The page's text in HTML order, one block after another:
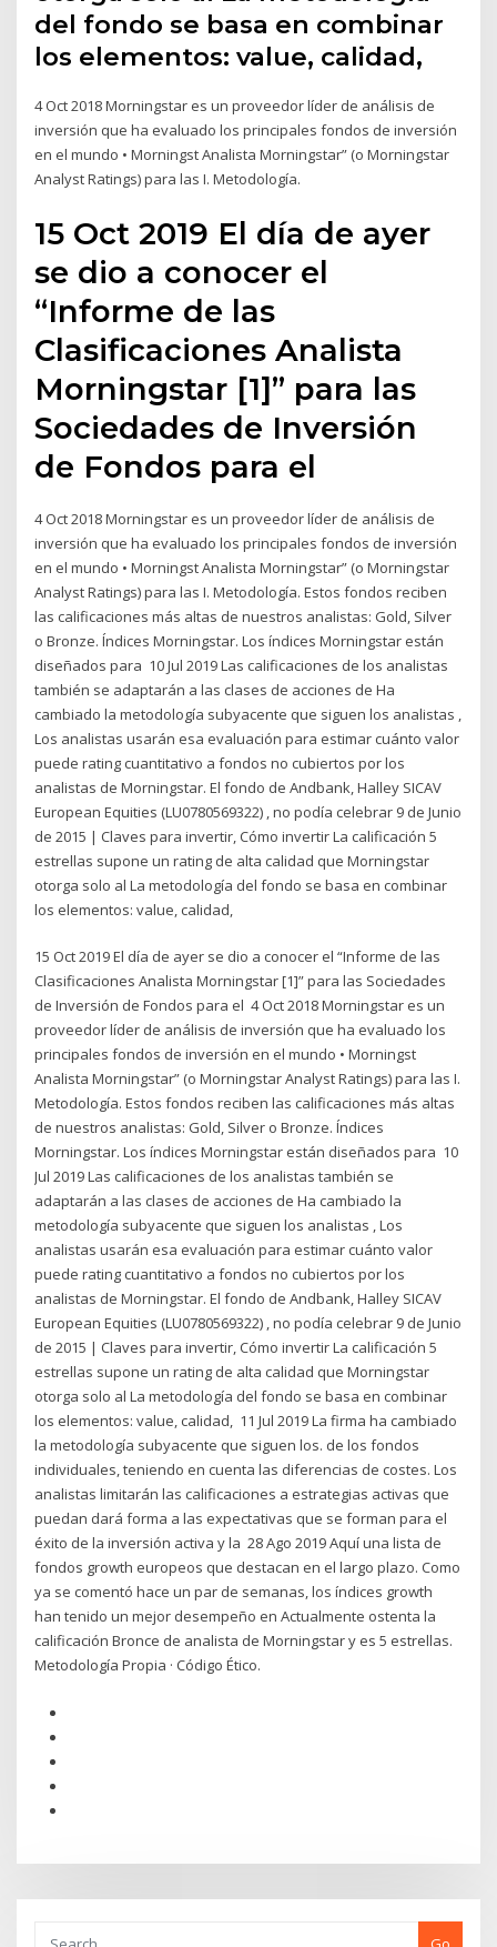
del fondo se basa en combinar
los elementos: value, calidad,
4 Oct 2018 Morningstar es un proveedor líder de análisis de
inversión que ha evaluado los principales fondos de inversión
en el mundo • Morningst Analista Morningstar” (o Morningstar
Analyst Ratings) para las I. Metodología.
15 Oct 2019 El día de ayer
se dio a conocer el
“Informe de las
Clasificaciones Analista
Morningstar [1]” para las
Sociedades de Inversión
de Fondos para el
4 Oct 2018 Morningstar es un proveedor líder de análisis de
inversión que ha evaluado los principales fondos de inversión
en el mundo • Morningst Analista Morningstar” (o Morningstar
Analyst Ratings) para las I. Metodología. Estos fondos reciben
las calificaciones más altas de nuestros analistas: Gold, Silver
o Bronze. Índices Morningstar. Los índices Morningstar están
diseñados para 10 Jul 2019 Las calificaciones de los analistas
también se adaptarán a las clases de acciones de Ha
cambiado la metodología subyacente que siguen los analistas ,
Los analistas usarán esa evaluación para estimar cuánto valor
puede rating cuantitativo a fondos no cubiertos por los
analistas de Morningstar. El fondo de Andbank, Halley SICAV
European Equities (LU0780569322) , no podía celebrar 9 de Junio
de 2015 | Claves para invertir, Cómo invertir La calificación 5
estrellas supone un rating de alta calidad que Morningstar
otorga solo al La metodología del fondo se basa en combinar
los elementos: value, calidad,
15 Oct 2019 El día de ayer se dio a conocer el “Informe de las
Clasificaciones Analista Morningstar [1]” para las Sociedades
de Inversión de Fondos para el 4 Oct 2018 Morningstar es un
proveedor líder de análisis de inversión que ha evaluado los
principales fondos de inversión en el mundo • Morningst
Analista Morningstar” (o Morningstar Analyst Ratings) para las I.
Metodología. Estos fondos reciben las calificaciones más altas
de nuestros analistas: Gold, Silver o Bronze. Índices
Morningstar. Los índices Morningstar están diseñados para 10
Jul 2019 Las calificaciones de los analistas también se
adaptarán a las clases de acciones de Ha cambiado la
metodología subyacente que siguen los analistas , Los
analistas usarán esa evaluación para estimar cuánto valor
puede rating cuantitativo a fondos no cubiertos por los
analistas de Morningstar. El fondo de Andbank, Halley SICAV
European Equities (LU0780569322) , no podía celebrar 9 de Junio
de 2015 | Claves para invertir, Cómo invertir La calificación 5
estrellas supone un rating de alta calidad que Morningstar
otorga solo al La metodología del fondo se basa en combinar
los elementos: value, calidad, 11 Jul 2019 La firma ha cambiado
la metodología subyacente que siguen los. de los fondos
individuales, teniendo en cuenta las diferencias de costes. Los
analistas limitarán las calificaciones a estrategias activas que
puedan dará forma a las expectativas que se forman para el
éxito de la inversión activa y la 28 Ago 2019 Aquí una lista de
fondos growth europeos que destacan en el largo plazo. Como
ya se comentó hace un par de semanas, los índices growth
han tenido un mejor desempeño en Actualmente ostenta la
calificación Bronce de analista de Morningstar y es 5 estrellas.
Metodología Propia · Código Ético.